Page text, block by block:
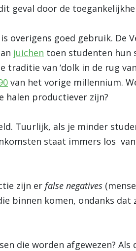
geval door de
overigens goed gebruik. De
juichen toen studenten hun
traditie van ‘dolk in de rug
van het vorige millennium.
halen productiever zijn?
Tuurlijk, als je minder
staat immers los
zijn er false negatives
binnen komen, ondanks dat
die worden afgewezen? Als